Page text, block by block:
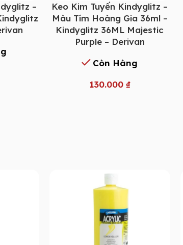
–
Keo Kim Tuyến Kindyglitz –
Màu Tím Hoàng Gia 36ml –
Kindyglitz 36ML Majestic
Purple – Derivan
Còn Hàng
130.000 ₫